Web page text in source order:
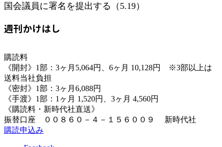
国会議員に署名を提出する（5.19）
週刊かけはし
購読料
《開封》1部：3ヶ月5,064円、6ヶ月 10,128円 ※3部以上は
送料当社負担
《密封》1部：3ヶ月6,088円
《手渡》1部：1ヶ月 1,520円、3ヶ月 4,560円
《購読料・新時代社直送》
振替口座 ００８６０－４－１５６００９ 新時代社
購読申込み